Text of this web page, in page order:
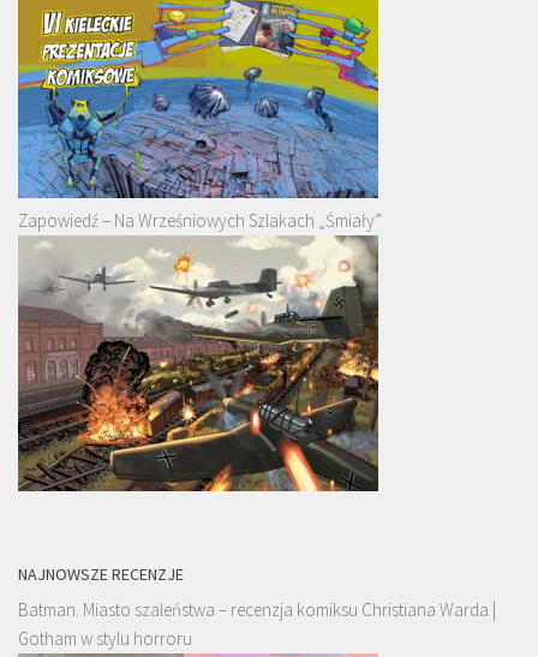
Zapowiedź – Na Wrześniowych Szlakach „Śmiały”
NAJNOWSZE RECENZJE
Batman. Miasto szaleństwa – recenzja komiksu Christiana Warda |
Gotham w stylu horroru